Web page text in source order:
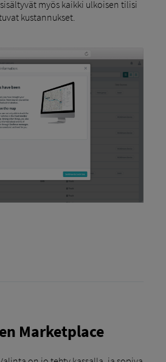
myös kaikki ulkoisen tilisi
kustannukset.
Marketplace